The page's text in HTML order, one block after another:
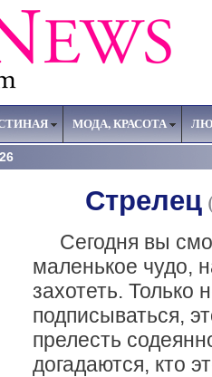
МОДА, КРАСОТА
Стрелец
Сегодня вы
маленькое чудо,
захотеть. Только
подписываться,
прелесть
догадаются, кто